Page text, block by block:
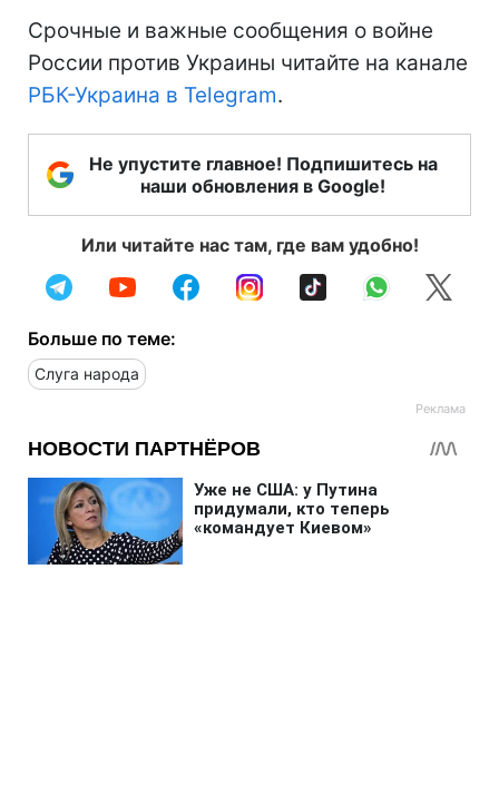
Срочные и важные сообщения о войне
России против Украины читайте на канале
РБК-Украина в Telegram.
Не упустите главное! Подпишитесь на
наши обновления в Google!
Или читайте нас там, где вам удобно!
Больше по теме:
Слуга народа